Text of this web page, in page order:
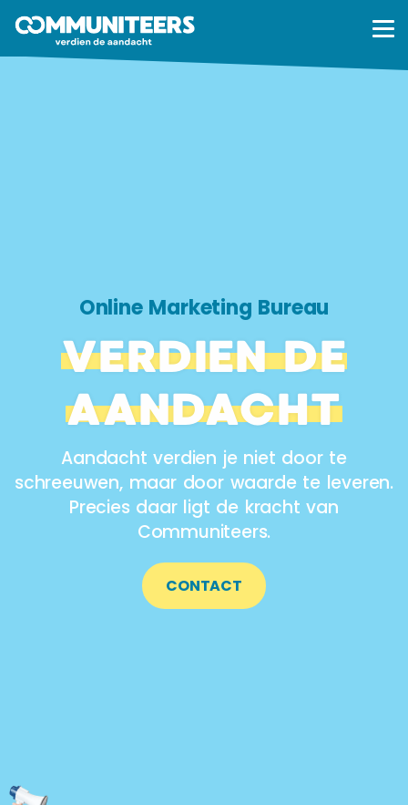
Online Marketing Bureau
VERDIEN DE
AANDACHT
Aandacht verdien je niet door te
schreeuwen, maar door waarde te leveren.
Precies daar ligt de kracht van
Communiteers.
CONTACT